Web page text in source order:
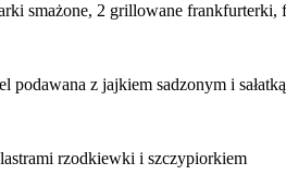
smażone, 2 grillowane
podawana z jajkiem sadzonym i sałatką
rzodkiewki i szczypiorkiem